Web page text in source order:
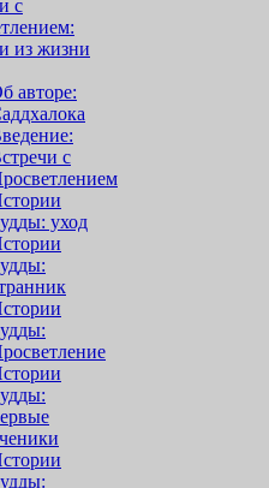
с
из жизни
авторе:
с
уход